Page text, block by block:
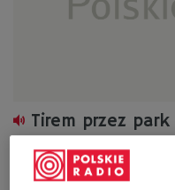
Tirem przez
Zobacz więcej na temat: